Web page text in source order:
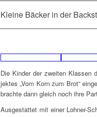
Klei­ne Bäcker in der
Die Kin­der der zwei­ten Klas­sen
jek­tes „Vom Korn zum Brot“
brach­te dann gleich noch ihre
Aus­ge­stat­tet mit einer Loh­ner-